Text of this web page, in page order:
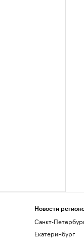
Новости
Санкт-
Екатеринбург